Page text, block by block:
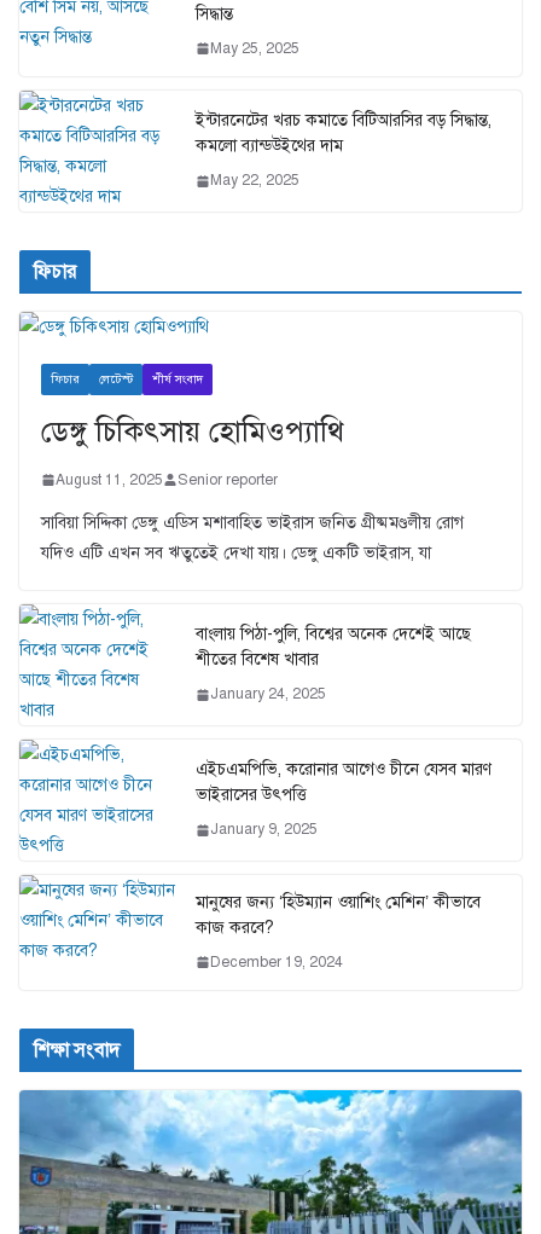
সিদ্ধান্ত
May 25, 2025
ইন্টারনেটের খরচ কমাতে বিটিআরসির বড় সিদ্ধান্ত,
কমলো ব্যান্ডউইথের দাম
May 22, 2025
ফিচার
ফিচার লেটেস্ট শীর্ষ সংবাদ
ডেঙ্গু চিকিৎসায় হোমিওপ্যাথি
August 11, 2025 Senior reporter
সাবিয়া সিদ্দিকা ডেঙ্গু এডিস মশাবাহিত ভাইরাস জনিত গ্রীষ্মমণ্ডলীয় রোগ
যদিও এটি এখন সব ঋতুতেই দেখা যায়। ডেঙ্গু একটি ভাইরাস, যা
বাংলায় পিঠা-পুলি, বিশ্বের অনেক দেশেই আছে
শীতের বিশেষ খাবার
January 24, 2025
এইচএমপিভি, করোনার আগেও চীনে যেসব মারণ
ভাইরাসের উৎপত্তি
January 9, 2025
মানুষের জন্য ‘হিউম্যান ওয়াশিং মেশিন’ কীভাবে
কাজ করবে?
December 19, 2024
শিক্ষা সংবাদ